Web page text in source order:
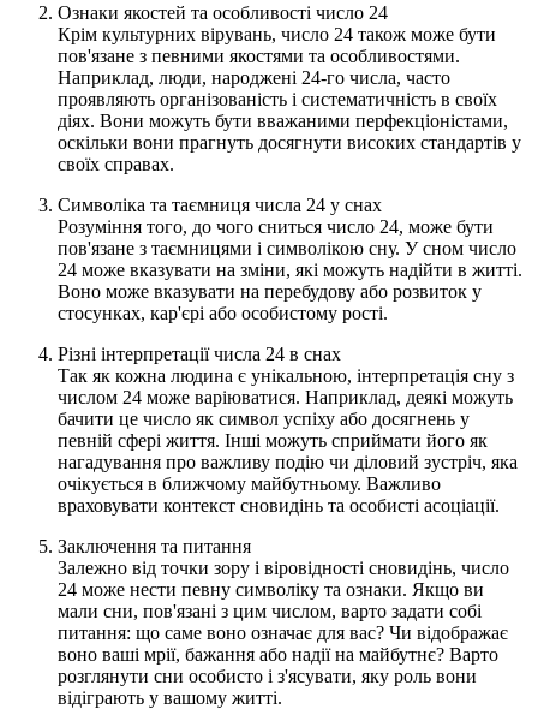
Ознаки якостей та особливості число 24
Крім культурних вірувань, число 24 також може бути
пов'язане з певними якостями та особливостями.
Наприклад, люди, народжені 24-го числа, часто
проявляють організованість і систематичність в своїх
діях. Вони можуть бути вважаними перфекціоністами,
оскільки вони прагнуть досягнути високих стандартів у
своїх справах.
Символіка та таємниця числа 24 у снах
Розуміння того, до чого сниться число 24, може бути
пов'язане з таємницями і символікою сну. У сном число
24 може вказувати на зміни, які можуть надійти в житті.
Воно може вказувати на перебудову або розвиток у
стосунках, кар'єрі або особистому рості.
Різні інтерпретації числа 24 в снах
Так як кожна людина є унікальною, інтерпретація сну з
числом 24 може варіюватися. Наприклад, деякі можуть
бачити це число як символ успіху або досягнень у
певній сфері життя. Інші можуть сприймати його як
нагадування про важливу подію чи діловий зустріч, яка
очікується в ближчому майбутньому. Важливо
враховувати контекст сновидінь та особисті асоціації.
Заключення та питання
Залежно від точки зору і віровідності сновидінь, число
24 може нести певну символіку та ознаки. Якщо ви
мали сни, пов'язані з цим числом, варто задати собі
питання: що саме воно означає для вас? Чи відображає
воно ваші мрії, бажання або надії на майбутнє? Варто
розглянути сни особисто і з'ясувати, яку роль вони
відіграють у вашому житті.